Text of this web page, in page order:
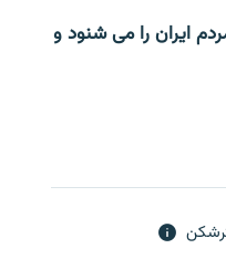
ایران را می شنود و